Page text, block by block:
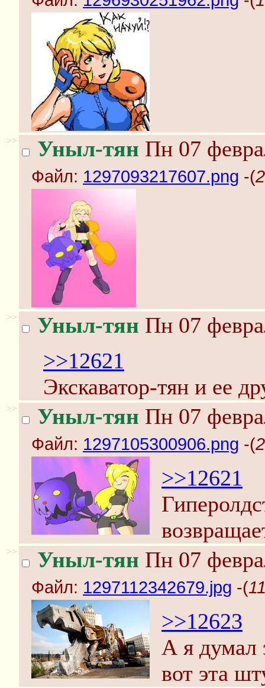
>> Уныл-тян Пн 07
Файл: 1297093217607.png -(
>> Уныл-тян Пн 07
>>12621
Экскаватор-тян и ее
>> Уныл-тян Пн 07
Файл: 1297105300906.png -(
>>12621
>> Уныл-тян Пн 07
Файл: 1297112342679.jpg -(
>>12623
А я думал
вот эта